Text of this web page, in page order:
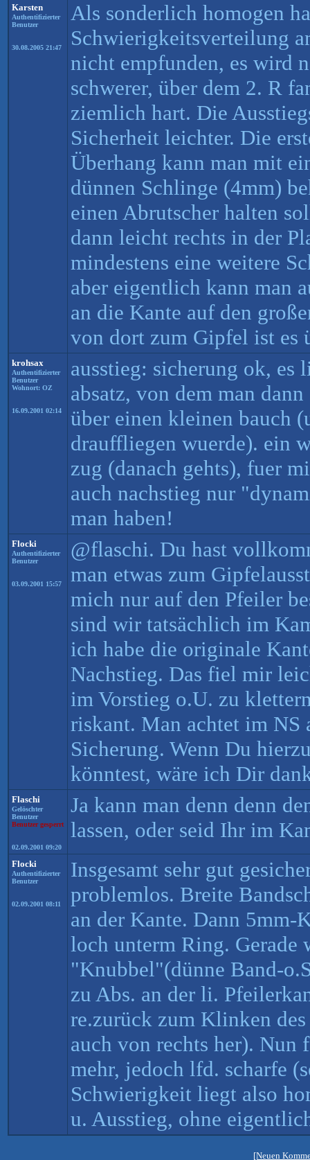
Karsten
Authentifizierter
Benutzer
30.08.2005 21:47
Als sonderlich homogen
Schwierigkeitsverteilung
nicht empfunden, es wird
schwerer, über dem 2. R
ziemlich hart. Die
Sicherheit leichter. Die
Überhang kann man mit
dünnen Schlinge (4mm)
einen Abrutscher halten
dann leicht rechts in der
mindestens eine weitere
aber eigentlich kann man
an die Kante auf den
von dort zum Gipfel ist es
krohsax
Authentifizierter
Benutzer
Wohnort: OZ
16.09.2001 02:14
ausstieg: sicherung ok, es
absatz, von dem man
über einen kleinen bauch
drauffliegen wuerde). ein
zug (danach gehts), fuer
auch nachstieg nur
man haben!
Flocki
Authentifizierter
Benutzer
03.09.2001 15:57
@flaschi. Du hast
man etwas zum
mich nur auf den Pfeiler
sind wir tatsächlich im
ich habe die originale
Nachstieg. Das fiel mir
im Vorstieg o.U. zu
riskant. Man achtet im NS
Sicherung. Wenn Du
könntest, wäre ich Dir
Flaschi
Gelöschter
Benutzer
Benutzer gesperrt
02.09.2001 09:20
Ja kann man denn denn
lassen, oder seid Ihr im
Flocki
Authentifizierter
Benutzer
02.09.2001 08:11
Insgesamt sehr gut
problemlos. Breite
an der Kante. Dann
loch unterm Ring. Gerade
"Knubbel"(dünne Band-
zu Abs. an der li.
re.zurück zum Klinken
auch von rechts her). Nun
mehr, jedoch lfd. scharfe
Schwierigkeit liegt also
u. Ausstieg, ohne
[Neuen